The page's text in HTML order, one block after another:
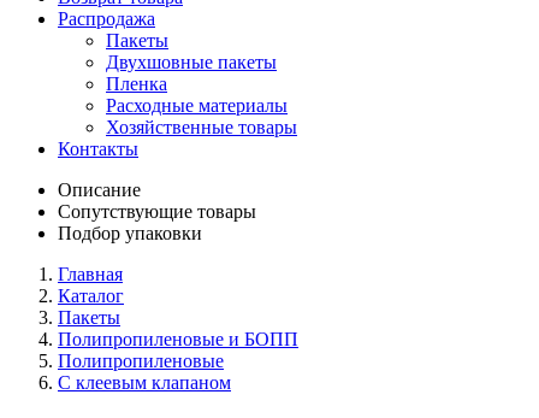
Распродажа
Пакеты
Двухшовные пакеты
Пленка
Расходные материалы
Хозяйственные товары
Контакты
Описание
Сопутствующие товары
Подбор упаковки
Главная
Каталог
Пакеты
Полипропиленовые и БОПП
Полипропиленовые
C клеевым клапаном